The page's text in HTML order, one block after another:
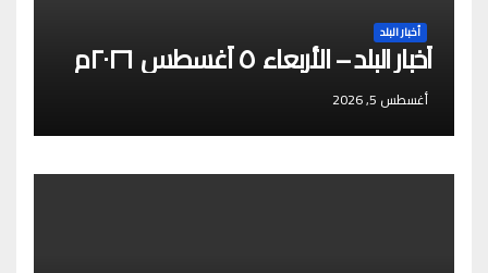
أخبار البلد
أخبار البلد – الأربعاء ٥ أغسطس ٢٠٢٦م
أغسطس 5, 2026